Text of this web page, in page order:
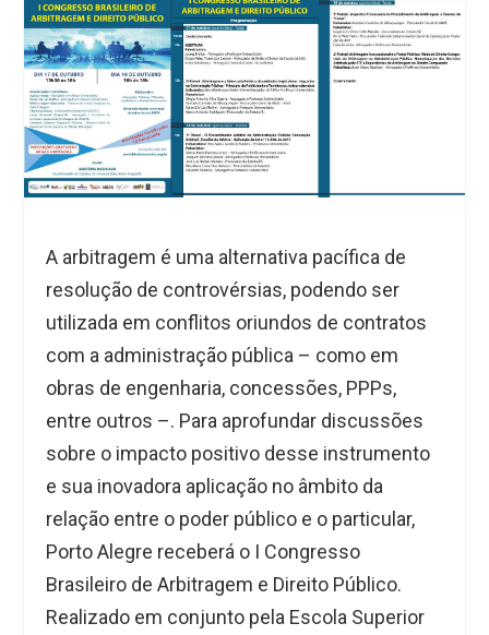
A arbitragem é uma alternativa pacífica de
resolução de controvérsias, podendo ser
utilizada em conflitos oriundos de contratos
com a administração pública – como em
obras de engenharia, concessões, PPPs,
entre outros –. Para aprofundar discussões
sobre o impacto positivo desse instrumento
e sua inovadora aplicação no âmbito da
relação entre o poder público e o particular,
Porto Alegre receberá o I Congresso
Brasileiro de Arbitragem e Direito Público.
Realizado em conjunto pela Escola Superior